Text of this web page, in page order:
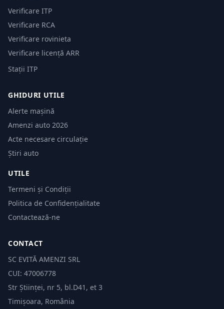
Verificare ITP
Verificare RCA
Verificare rovinieta
Verificare licență ARR
Stații ITP
GHIDURI UTILE
Alerte mașină
Amenzi auto 2026
Acte necesare circulație
Știri auto
UTILE
Termeni și Condiții
Politica de Confidențialitate
Contactează-ne
CONTACT
SC EVITĂ AMENZI SRL
CUI: 47006778
Str Științei, nr 5, bl.D41, et 3
Timișoara, România